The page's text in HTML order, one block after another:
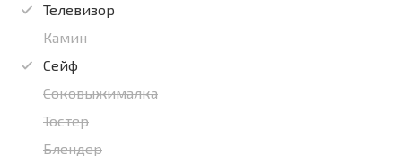
Телевизор
Камин
Сейф
Соковыжималка
Тостер
Блендер